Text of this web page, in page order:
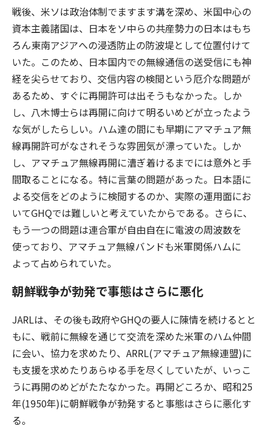
戦後、米ソは政治体制でますます溝を深め、米国中心の
資本主義諸国は、日本をソ中らの共産勢力の日本はもち
ろん東南アジアへの浸透防止の防波堤として位置付けて
いた。このため、日本国内での無線通信の送受信にも神
経を尖らせており、交信内容の検閲という厄介な問題が
あるため、すぐに再開許可は出そうもなかった。しか
し、八木博士らは再開に向けて明るいめどが立ったよう
な気がしたらしい。ハム達の間にも早期にアマチュア無
線再開許可がなされそうな雰囲気が漂っていた。しか
し、アマチュア無線再開に漕ぎ着けるまでには意外と手
間取ることになる。特に言葉の問題があった。日本語に
よる交信をどのように検閲するのか、実際の運用面にお
いてGHQでは難しいと考えていたからである。さらに、
もう一つの問題は連合軍が自由自在に電波の周波数を
使っており、アマチュア無線バンドも米軍関係ハムに
よって占められていた。
朝鮮戦争が勃発で事態はさらに悪化
JARLは、その後も政府やGHQの要人に陳情を続けるとと
もに、戦前に無線を通じて交流を深めた米軍のハム仲間
に会い、協力を求めたり、ARRL(アマチュア無線連盟)に
も支援を求めたりあらゆる手を尽くしていたが、いっこ
うに再開のめどがたたなかった。再開どころか、昭和25
年(1950年)に朝鮮戦争が勃発すると事態はさらに悪化す
る。